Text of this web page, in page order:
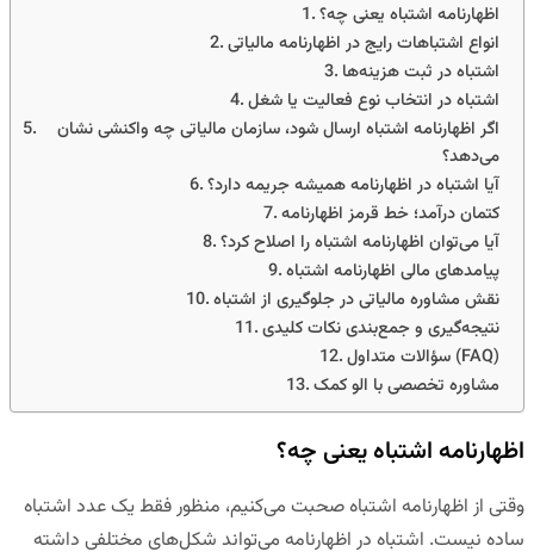
اظهارنامه اشتباه یعنی چه؟
انواع اشتباهات رایج در اظهارنامه مالیاتی
اشتباه در ثبت هزینه‌ها
اشتباه در انتخاب نوع فعالیت یا شغل
اگر اظهارنامه اشتباه ارسال شود، سازمان مالیاتی چه واکنشی نشان
می‌دهد؟
آیا اشتباه در اظهارنامه همیشه جریمه دارد؟
کتمان درآمد؛ خط قرمز اظهارنامه
آیا می‌توان اظهارنامه اشتباه را اصلاح کرد؟
پیامدهای مالی اظهارنامه اشتباه
نقش مشاوره مالیاتی در جلوگیری از اشتباه
نتیجه‌گیری و جمع‌بندی نکات کلیدی
سؤالات متداول (FAQ)
مشاوره تخصصی با الو کمک
اظهارنامه اشتباه یعنی چه؟
وقتی از اظهارنامه اشتباهصحبت می‌کنیم، منظور فقط یک عدد اشتباه
ساده نیست. اشتباه در اظهارنامه می‌تواند شکل‌های مختلفی داشته